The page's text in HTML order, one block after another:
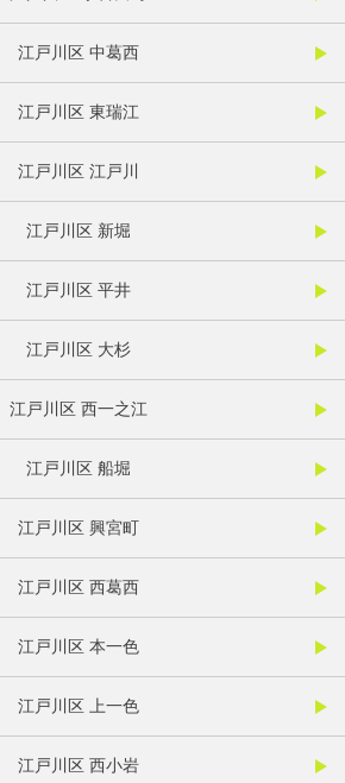
江戸川区 中葛西
江戸川区 東瑞江
江戸川区 江戸川
江戸川区 新堀
江戸川区 平井
江戸川区 大杉
江戸川区 西一之江
江戸川区 船堀
江戸川区 興宮町
江戸川区 西葛西
江戸川区 本一色
江戸川区 上一色
江戸川区 西小岩